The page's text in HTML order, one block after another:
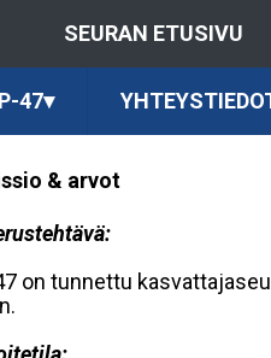
SEURAN ETUSIVU
47▾
& arvot
on tunnettu